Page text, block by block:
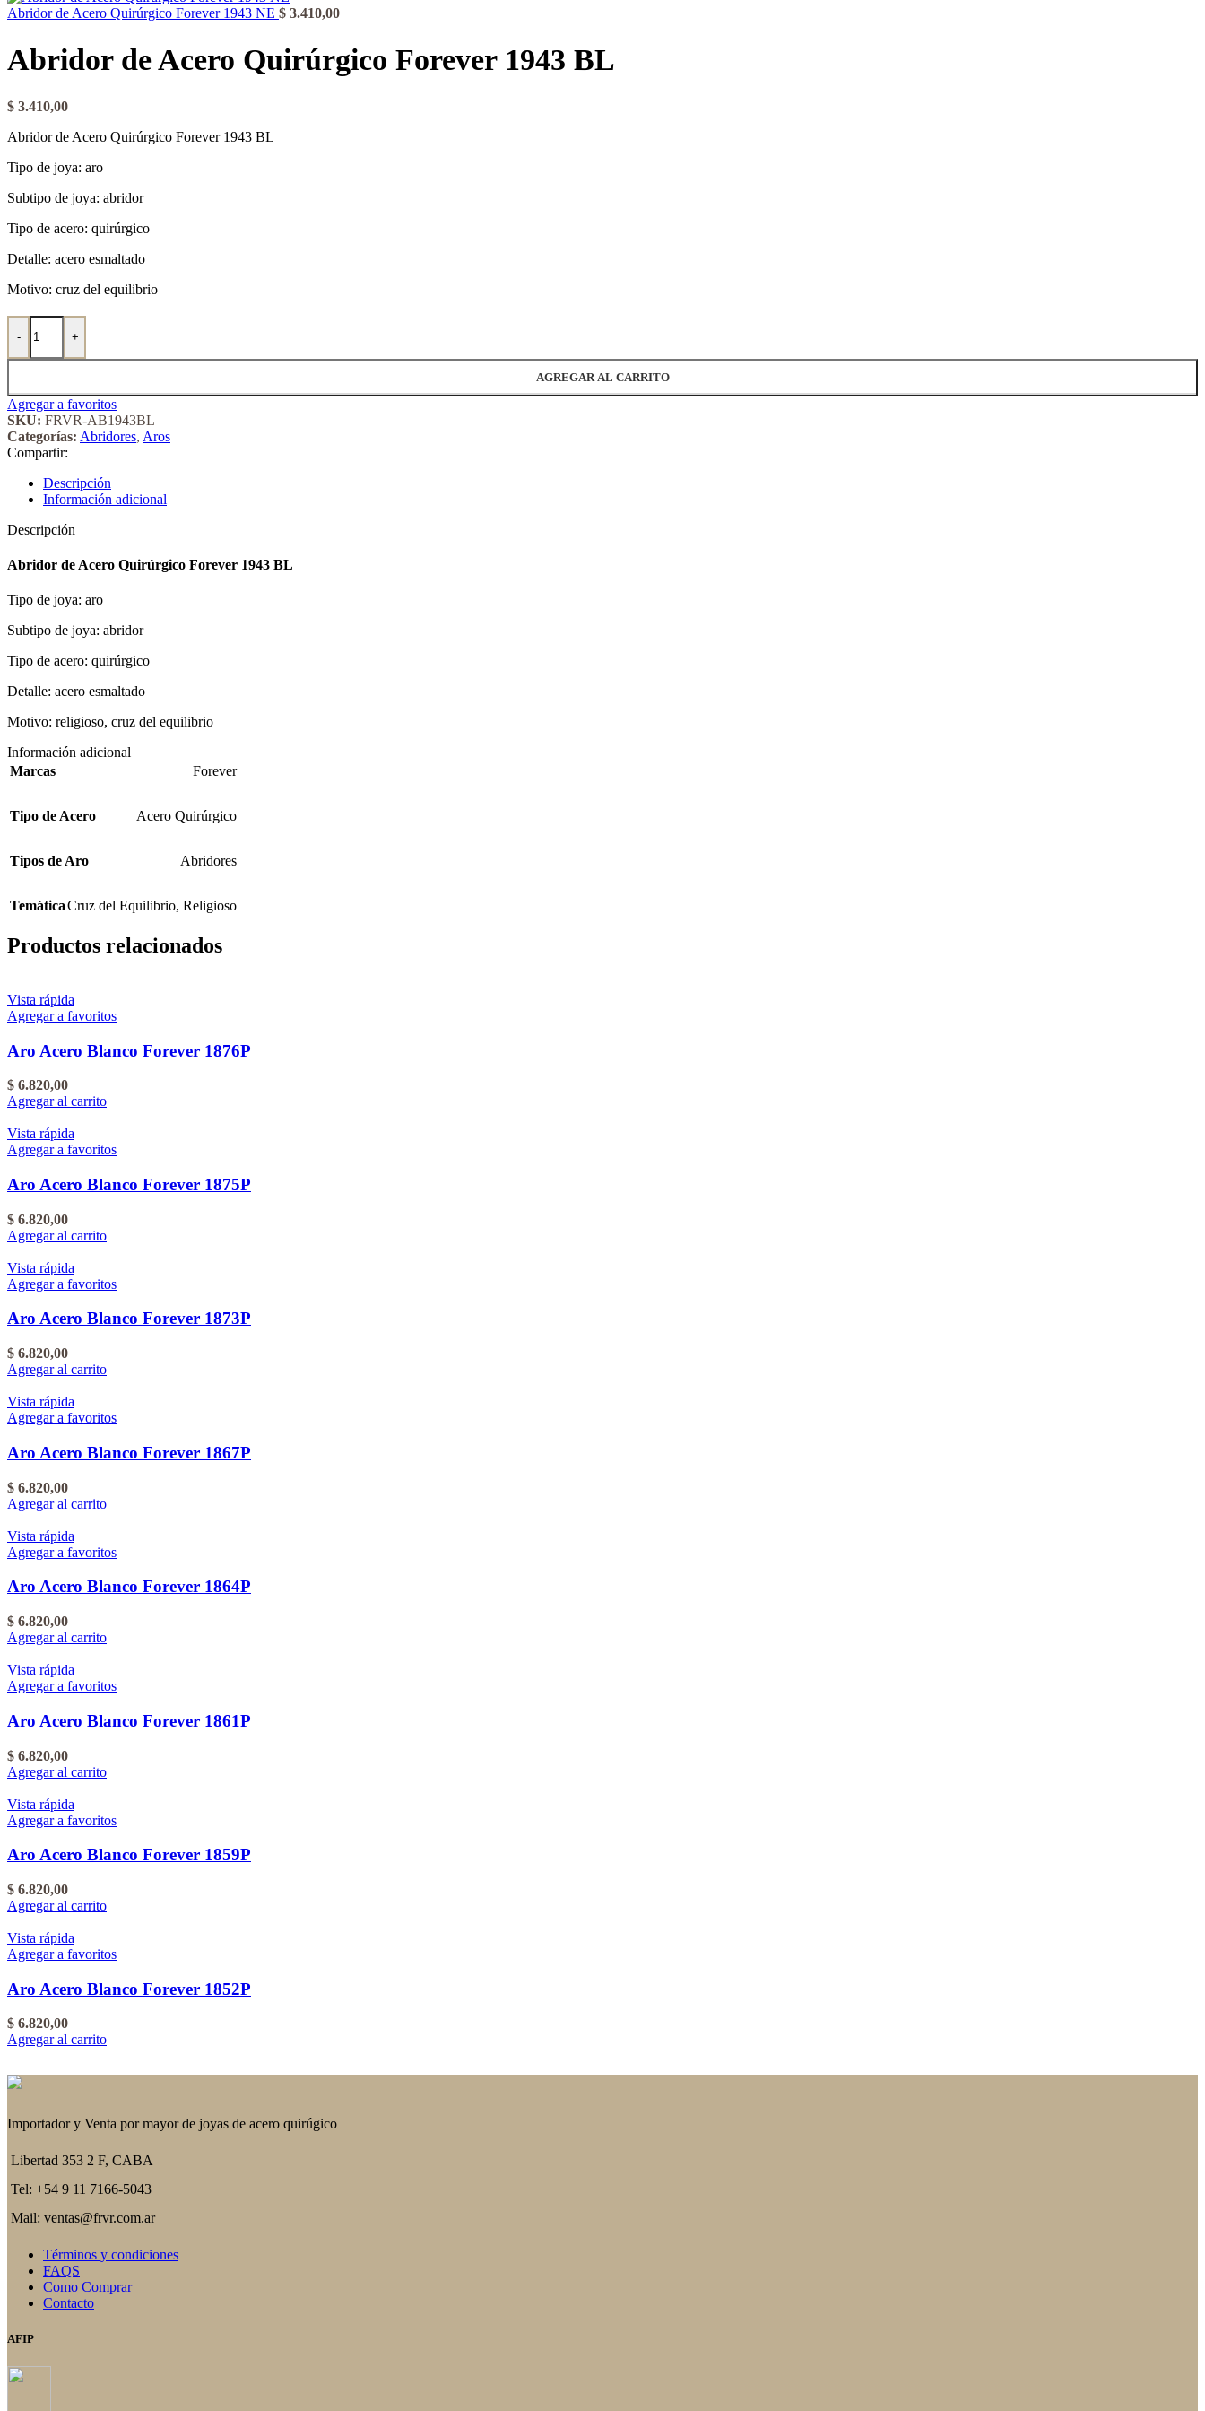
Abridor de Acero Quirúrgico Forever 1943 NE $ 3.410,00
Abridor de Acero Quirúrgico Forever 1943 BL
$ 3.410,00
Abridor de Acero Quirúrgico Forever 1943 BL
Tipo de joya: aro
Subtipo de joya: abridor
Tipo de acero: quirúrgico
Detalle: acero esmaltado
Motivo: cruz del equilibrio
-
Abridor de Acero Quirúrgico Forever 1943 BL cantidad
+
AGREGAR AL CARRITO
Agregar a favoritos
SKU: FRVR-AB1943BL
Categorías: Abridores, Aros
Compartir:
Descripción
Información adicional
Descripción
Abridor de Acero Quirúrgico Forever 1943 BL
Tipo de joya: aro
Subtipo de joya: abridor
Tipo de acero: quirúrgico
Detalle: acero esmaltado
Motivo: religioso, cruz del equilibrio
Información adicional
Marcas
Forever
Tipo de Acero Acero Quirúrgico
Tipos de Aro Abridores
TemáticaCruz del Equilibrio, Religioso
Productos relacionados
Vista rápida
Agregar a favoritos
Aro Acero Blanco Forever 1876P
$ 6.820,00
Agregar al carrito
Vista rápida
Agregar a favoritos
Aro Acero Blanco Forever 1875P
$ 6.820,00
Agregar al carrito
Vista rápida
Agregar a favoritos
Aro Acero Blanco Forever 1873P
$ 6.820,00
Agregar al carrito
Vista rápida
Agregar a favoritos
Aro Acero Blanco Forever 1867P
$ 6.820,00
Agregar al carrito
Vista rápida
Agregar a favoritos
Aro Acero Blanco Forever 1864P
$ 6.820,00
Agregar al carrito
Vista rápida
Agregar a favoritos
Aro Acero Blanco Forever 1861P
$ 6.820,00
Agregar al carrito
Vista rápida
Agregar a favoritos
Aro Acero Blanco Forever 1859P
$ 6.820,00
Agregar al carrito
Vista rápida
Agregar a favoritos
Aro Acero Blanco Forever 1852P
$ 6.820,00
Agregar al carrito
Importador y Venta por mayor de joyas de acero quirúgico
Libertad 353 2 F, CABA
Tel: +54 9 11 7166-5043
Mail: ventas@frvr.com.ar
Términos y condiciones
FAQS
Como Comprar
Contacto
AFIP